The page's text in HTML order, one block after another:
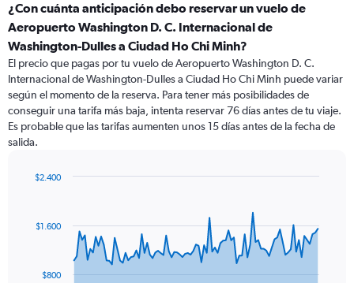
¿Con cuánta anticipación debo reservar un vuelo de
Aeropuerto Washington D. C. Internacional de
Washington-Dulles a Ciudad Ho Chi Minh?
El precio que pagas por tu vuelo de Aeropuerto Washington D. C.
Internacional de Washington-Dulles a Ciudad Ho Chi Minh puede variar
según el momento de la reserva. Para tener más posibilidades de
conseguir una tarifa más baja, intenta reservar 76 días antes de tu viaje.
Es probable que las tarifas aumenten unos 15 días antes de la fecha de
salida.
data
The$800
$1.600
$2.400